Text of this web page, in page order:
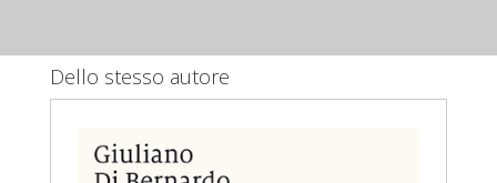
Dello stesso autore